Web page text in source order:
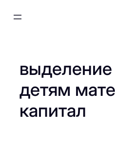
детям
капитал